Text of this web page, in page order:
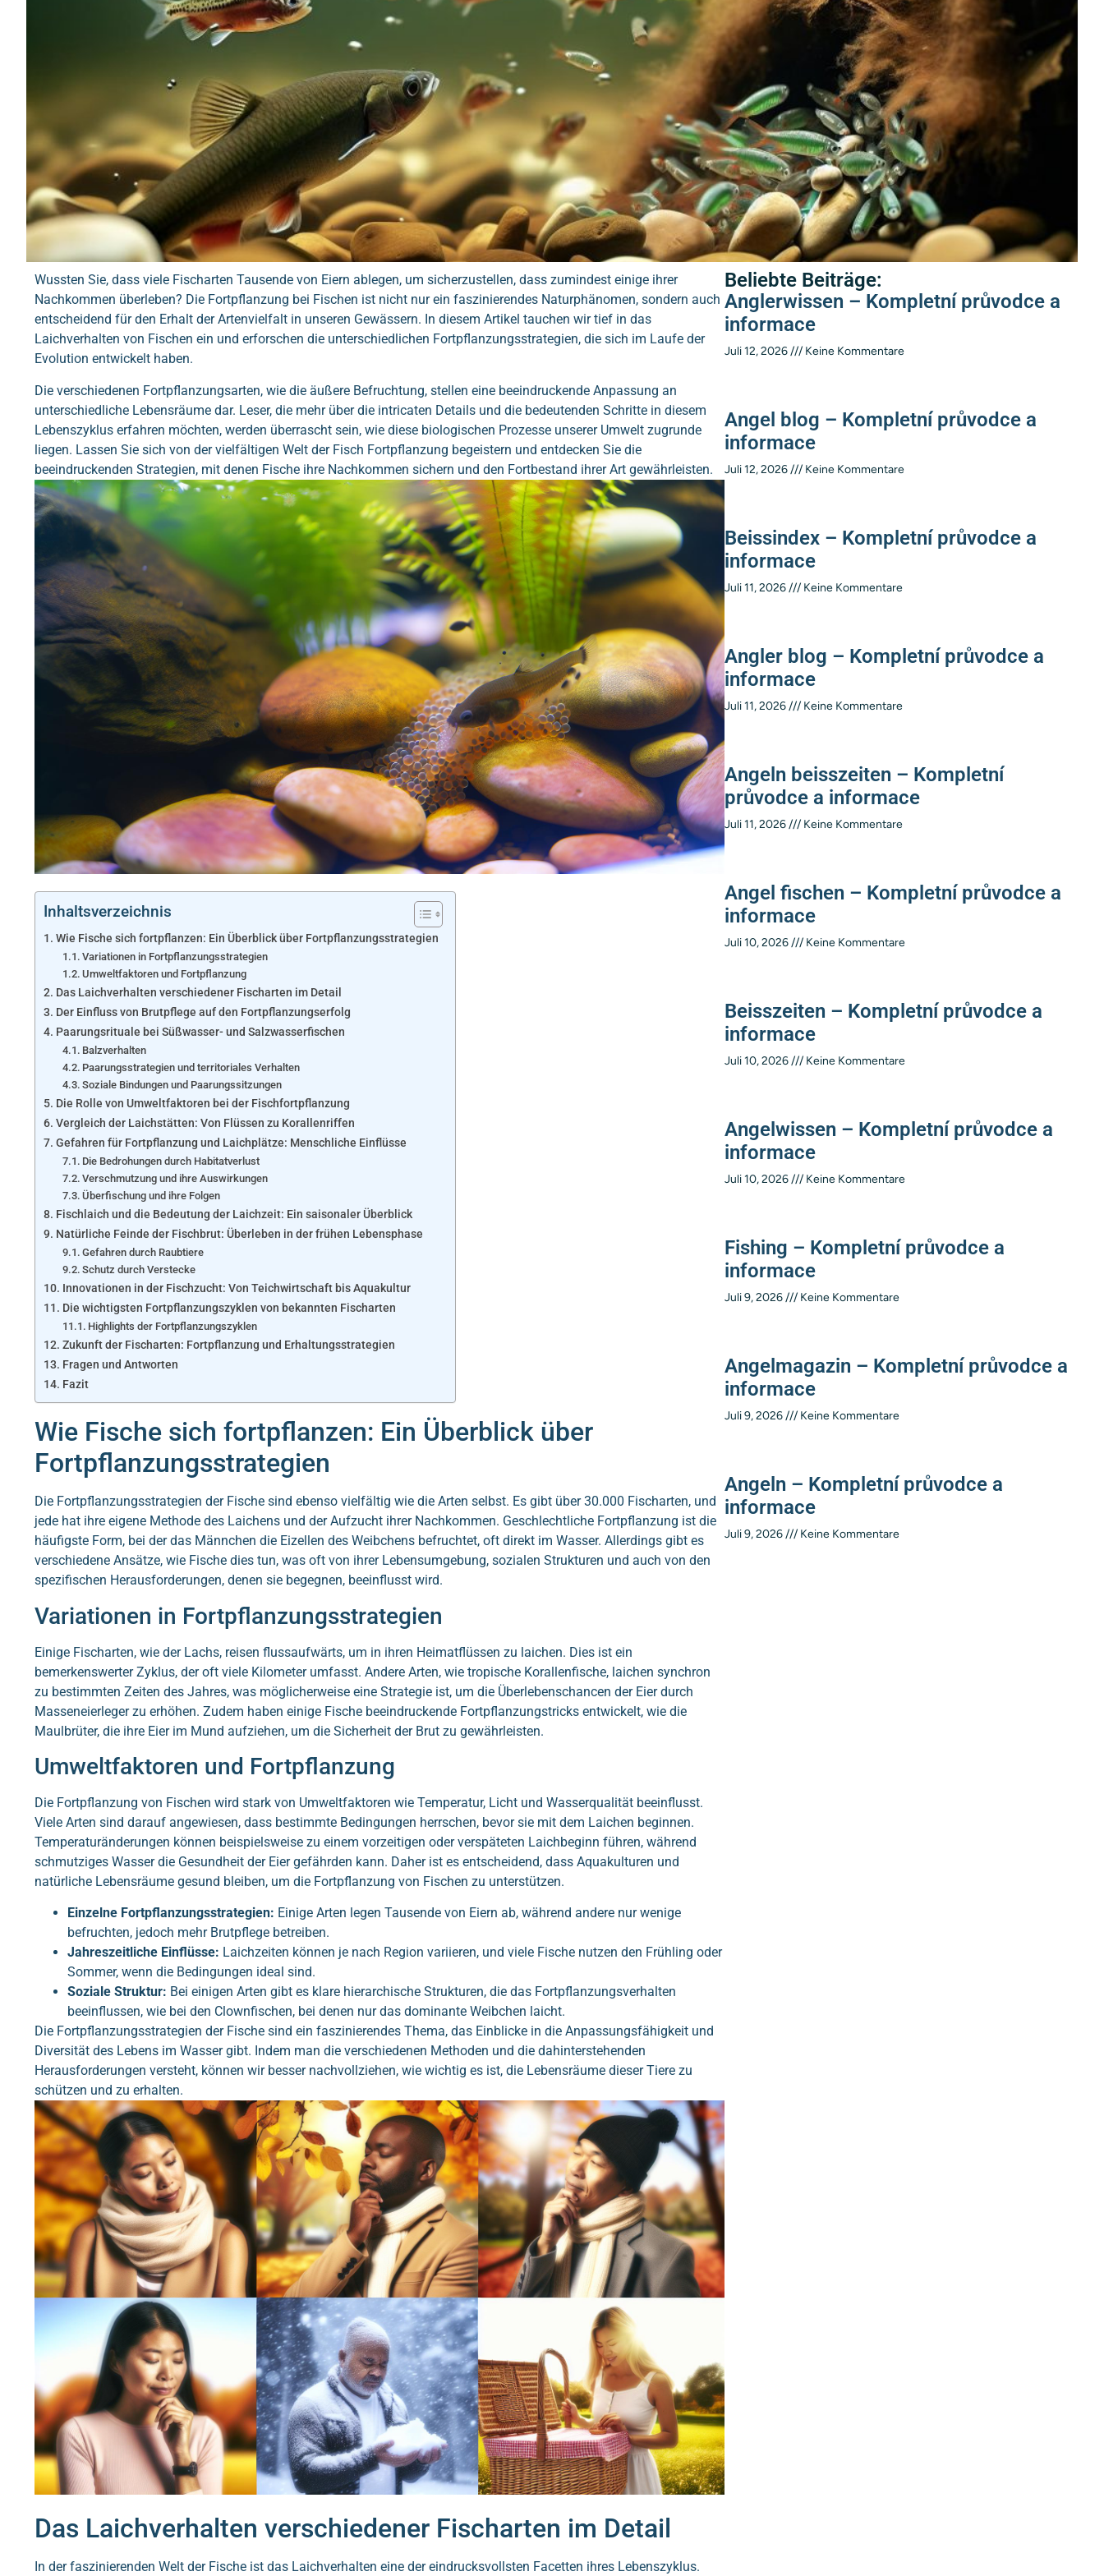
Wussten Sie, dass viele Fischarten Tausende von Eiern ablegen, um sicherzustellen, dass zumindest einige ihrer
Nachkommen überleben? Die Fortpflanzung bei Fischen ist nicht nur ein faszinierendes Naturphänomen, sondern auch
entscheidend für den Erhalt der Artenvielfalt in unseren Gewässern. In diesem Artikel tauchen wir tief in das
Laichverhalten von Fischen ein und erforschen die unterschiedlichen Fortpflanzungsstrategien, die sich im Laufe der
Evolution entwickelt haben.
Die verschiedenen Fortpflanzungsarten, wie die äußere Befruchtung, stellen eine beeindruckende Anpassung an
unterschiedliche Lebensräume dar. Leser, die mehr über die intricaten Details und die bedeutenden Schritte in diesem
Lebenszyklus erfahren möchten, werden überrascht sein, wie diese biologischen Prozesse unserer Umwelt zugrunde
liegen. Lassen Sie sich von der vielfältigen Welt der Fisch Fortpflanzung begeistern und entdecken Sie die
beeindruckenden Strategien, mit denen Fische ihre Nachkommen sichern und den Fortbestand ihrer Art gewährleisten.
Inhaltsverzeichnis
Wie Fische sich fortpflanzen: Ein Überblick über Fortpflanzungsstrategien
Variationen in Fortpflanzungsstrategien
Umweltfaktoren und Fortpflanzung
Das Laichverhalten verschiedener Fischarten im Detail
Der Einfluss von Brutpflege auf den Fortpflanzungserfolg
Paarungsrituale bei Süßwasser- und Salzwasserfischen
Balzverhalten
Paarungsstrategien und territoriales Verhalten
Soziale Bindungen und Paarungssitzungen
Die Rolle von Umweltfaktoren bei der Fischfortpflanzung
Vergleich der Laichstätten: Von Flüssen zu Korallenriffen
Gefahren für Fortpflanzung und Laichplätze: Menschliche Einflüsse
Die Bedrohungen durch Habitatverlust
Verschmutzung und ihre Auswirkungen
Überfischung und ihre Folgen
Fischlaich und die Bedeutung der Laichzeit: Ein saisonaler Überblick
Natürliche Feinde der Fischbrut: Überleben in der frühen Lebensphase
Gefahren durch Raubtiere
Schutz durch Verstecke
Innovationen in der Fischzucht: Von Teichwirtschaft bis Aquakultur
Die wichtigsten Fortpflanzungszyklen von bekannten Fischarten
Highlights der Fortpflanzungszyklen
Zukunft der Fischarten: Fortpflanzung und Erhaltungsstrategien
Fragen und Antworten
Fazit
Wie Fische sich fortpflanzen: Ein Überblick über
Fortpflanzungsstrategien
Die Fortpflanzungsstrategien der Fische sind ebenso vielfältig wie die Arten selbst. Es gibt über 30.000 Fischarten, und
jede hat ihre eigene Methode des Laichens und der Aufzucht ihrer Nachkommen. Geschlechtliche Fortpflanzung ist die
häufigste Form, bei der das Männchen die Eizellen des Weibchens befruchtet, oft direkt im Wasser. Allerdings gibt es
verschiedene Ansätze, wie Fische dies tun, was oft von ihrer Lebensumgebung, sozialen Strukturen und auch von den
spezifischen Herausforderungen, denen sie begegnen, beeinflusst wird.
Variationen in Fortpflanzungsstrategien
Einige Fischarten, wie der Lachs, reisen flussaufwärts, um in ihren Heimatflüssen zu laichen. Dies ist ein
bemerkenswerter Zyklus, der oft viele Kilometer umfasst. Andere Arten, wie tropische Korallenfische, laichen synchron
zu bestimmten Zeiten des Jahres, was möglicherweise eine Strategie ist, um die Überlebenschancen der Eier durch
Masseneierleger zu erhöhen. Zudem haben einige Fische beeindruckende Fortpflanzungstricks entwickelt, wie die
Maulbrüter, die ihre Eier im Mund aufziehen, um die Sicherheit der Brut zu gewährleisten.
Umweltfaktoren und Fortpflanzung
Die Fortpflanzung von Fischen wird stark von Umweltfaktoren wie Temperatur, Licht und Wasserqualität beeinflusst.
Viele Arten sind darauf angewiesen, dass bestimmte Bedingungen herrschen, bevor sie mit dem Laichen beginnen.
Temperaturänderungen können beispielsweise zu einem vorzeitigen oder verspäteten Laichbeginn führen, während
schmutziges Wasser die Gesundheit der Eier gefährden kann. Daher ist es entscheidend, dass Aquakulturen und
natürliche Lebensräume gesund bleiben, um die Fortpflanzung von Fischen zu unterstützen.
Einzelne Fortpflanzungsstrategien: Einige Arten legen Tausende von Eiern ab, während andere nur wenige
befruchten, jedoch mehr Brutpflege betreiben.
Jahreszeitliche Einflüsse: Laichzeiten können je nach Region variieren, und viele Fische nutzen den Frühling oder
Sommer, wenn die Bedingungen ideal sind.
Soziale Struktur: Bei einigen Arten gibt es klare hierarchische Strukturen, die das Fortpflanzungsverhalten
beeinflussen, wie bei den Clownfischen, bei denen nur das dominante Weibchen laicht.
Die Fortpflanzungsstrategien der Fische sind ein faszinierendes Thema, das Einblicke in die Anpassungsfähigkeit und
Diversität des Lebens im Wasser gibt. Indem man die verschiedenen Methoden und die dahinterstehenden
Herausforderungen versteht, können wir besser nachvollziehen, wie wichtig es ist, die Lebensräume dieser Tiere zu
schützen und zu erhalten.
Das Laichverhalten verschiedener Fischarten im Detail
In der faszinierenden Welt der Fische ist das Laichverhalten eine der eindrucksvollsten Facetten ihres Lebenszyklus.
Beliebte Beiträge:
Anglerwissen – Kompletní průvodce a
informace
Juli 12, 2026 Keine Kommentare
Angel blog – Kompletní průvodce a
informace
Juli 12, 2026 Keine Kommentare
Beissindex – Kompletní průvodce a
informace
Juli 11, 2026 Keine Kommentare
Angler blog – Kompletní průvodce a
informace
Juli 11, 2026 Keine Kommentare
Angeln beisszeiten – Kompletní
průvodce a informace
Juli 11, 2026 Keine Kommentare
Angel fischen – Kompletní průvodce a
informace
Juli 10, 2026 Keine Kommentare
Beisszeiten – Kompletní průvodce a
informace
Juli 10, 2026 Keine Kommentare
Angelwissen – Kompletní průvodce a
informace
Juli 10, 2026 Keine Kommentare
Fishing – Kompletní průvodce a
informace
Juli 9, 2026 Keine Kommentare
Angelmagazin – Kompletní průvodce a
informace
Juli 9, 2026 Keine Kommentare
Angeln – Kompletní průvodce a
informace
Juli 9, 2026 Keine Kommentare